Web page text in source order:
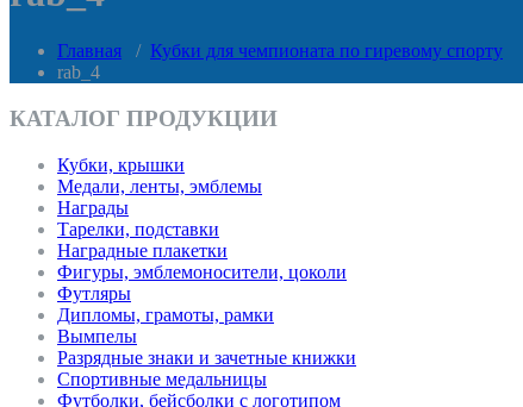
Главная / Кубки для чемпионата по гиревому спорту
rab_4
КАТАЛОГ ПРОДУКЦИИ
Кубки, крышки
Медали, ленты, эмблемы
Награды
Тарелки, подставки
Наградные плакетки
Фигуры, эмблемоносители, цоколи
Футляры
Дипломы, грамоты, рамки
Вымпелы
Разрядные знаки и зачетные книжки
Спортивные медальницы
Футболки, бейсболки с логотипом